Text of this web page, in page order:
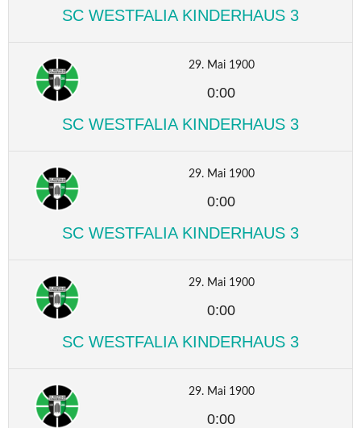
SC WESTFALIA KINDERHAUS 3
29. Mai 1900
0:00
SC WESTFALIA KINDERHAUS 3
29. Mai 1900
0:00
SC WESTFALIA KINDERHAUS 3
29. Mai 1900
0:00
SC WESTFALIA KINDERHAUS 3
29. Mai 1900
0:00